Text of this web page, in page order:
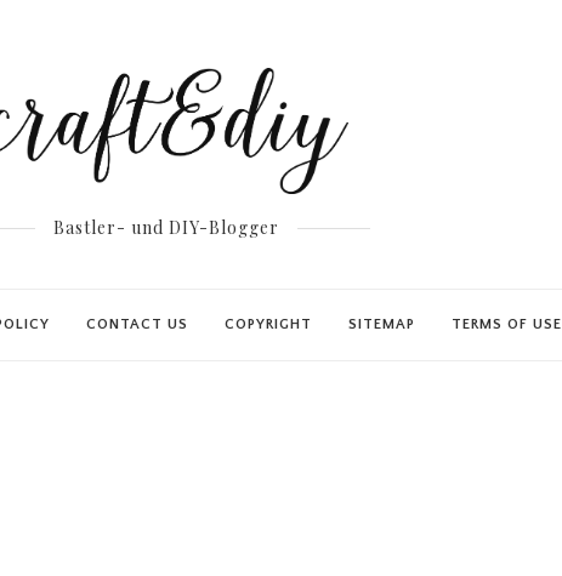
Bastler- und DIY-Blogger
CONTACT US COPYRIGHT SITEMAP TERMS OF USE